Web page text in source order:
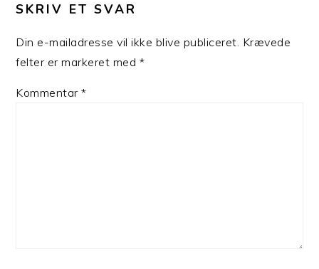
SKRIV ET SVAR
Din e-mailadresse vil ikke blive publiceret. Krævede
felter er markeret med *
Kommentar*